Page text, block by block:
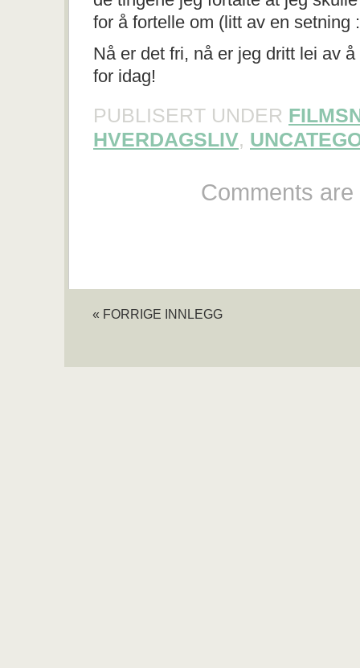
for å fortelle om (litt av en setning
Nå er det fri, nå er jeg dritt lei av
for idag!
PUBLISERT UNDER
HVERDAGSLIV,
Comments
« FORRIGE INNLEGG